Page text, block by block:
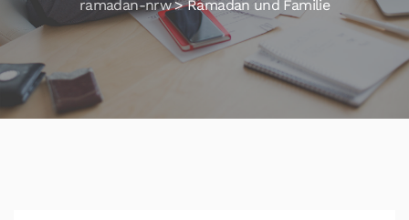
ramadan-nrw>Ramadan und Familie